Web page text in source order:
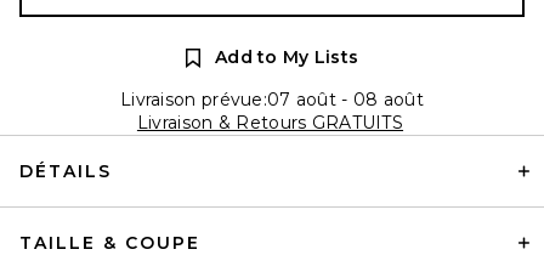
Add to My Lists
Livraison prévue:07 août - 08 août
Livraison & Retours GRATUITS
DÉTAILS
TAILLE & COUPE